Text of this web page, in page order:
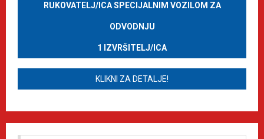
RUKOVATELJ/ICA SPECIJALNIM VOZILOM ZA
ODVODNJU
1 IZVRŠITELJ/ICA
KLIKNI ZA DETALJE!